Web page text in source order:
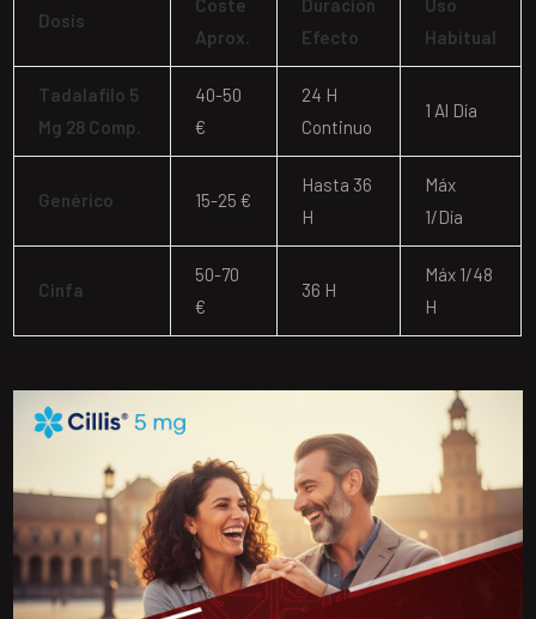
Dosis
Coste
Aprox.
Duración
Efecto
Uso
Habitual
Tadalafilo 5
Mg 28 Comp.
40-50
€
24 H
Continuo
1 Al Día
Genérico 15-25 €
Hasta 36
H
Máx
1/día
Cinfa
50-70
€
36 H
Máx 1/48
H